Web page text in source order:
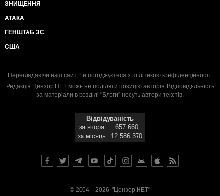
ЗНИЩЕННЯ
АТАКА
ГЕНШТАБ ЗС
США
Переглядаючи наш сайт, Ви погоджуєтеся з політикою конфіденційності.
Редакція Цензор.НЕТ може не поділяти позицію авторів. Відповідальність
за матеріали в розділі "Блоги" несуть автори текстів.
Відвідуваність
за вчора
657 660
за місяць
12 586 370
© 2004—2026, "Цензор.НЕТ"